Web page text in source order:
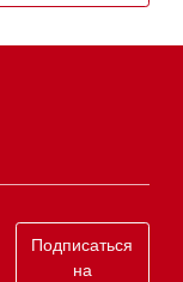
Подписаться
на